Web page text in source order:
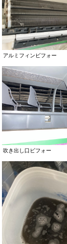
アルミフィンビフォー
吹き出し口ビフォー